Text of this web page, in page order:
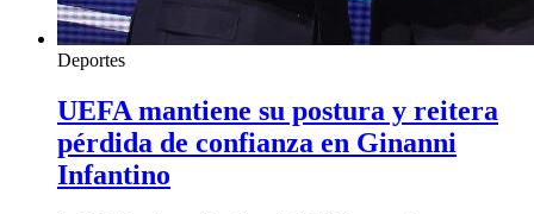
Deportes
UEFA mantiene su postura y reitera
pérdida de confianza en Ginanni
Infantino